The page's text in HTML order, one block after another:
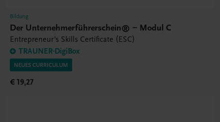
Bildung
Der Unternehmerführerschein® – Modul C
Entrepreneur's Skills Certificate (ESC)
TRAUNER-DigiBox
NEUES CURRICULUM
€ 19,27